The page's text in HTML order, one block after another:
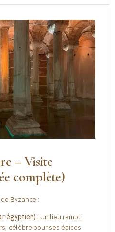
– Visite
complète)
Byzance :
égyptien) : Un lieu rempli
célèbre pour ses épices